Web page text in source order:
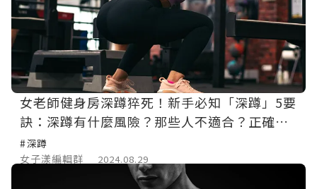
女老師健身房深蹲猝死！新手必知「深蹲」5要
訣：深蹲有什麼風險？那些人不適合？正確做
好槓鈴深蹲
#深蹲
女子漾編輯群
2024.08.29